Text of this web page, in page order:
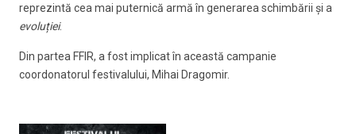
reprezintă cea mai puternică armă în generarea schimbării și a
evoluției.
Din partea FFIR, a fost implicat în această campanie
coordonatorul festivalului, Mihai Dragomir.